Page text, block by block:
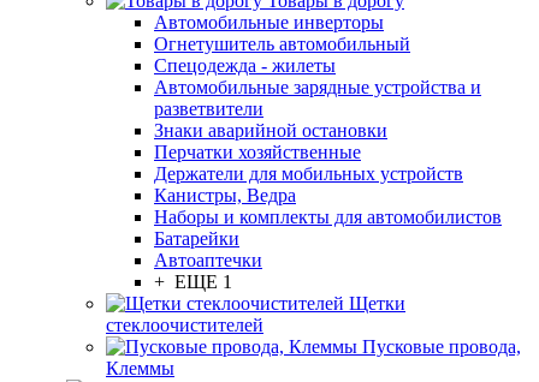
Автомобильные инверторы
Огнетушитель автомобильный
Спецодежда - жилеты
Автомобильные зарядные устройства и
разветвители
Знаки аварийной остановки
Перчатки хозяйственные
Держатели для мобильных устройств
Канистры, Ведра
Наборы и комплекты для автомобилистов
Батарейки
Автоаптечки
+ ЕЩЕ 1
Щетки
стеклоочистителей
Пусковые провода,
Клеммы